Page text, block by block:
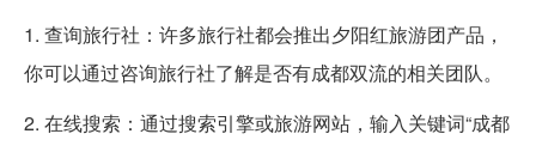
1. 查询旅行社：许多旅行社都会推出夕阳红旅游团产品，
你可以通过咨询旅行社了解是否有成都双流的相关团队。
2. 在线搜索：通过搜索引擎或旅游网站，输入关键词“成都